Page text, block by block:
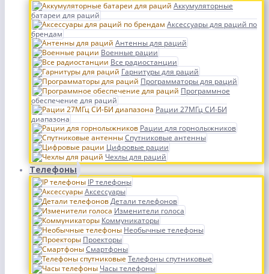
Аккумуляторные
батареи для раций
Аксессуары для раций по
брендам
Антенны для раций
Военные рации
Все радиостанции
Гарнитуры для раций
Программаторы для раций
Программное
обеспечение для раций
Рации 27МГц СИ-БИ
диапазона
Рации для горнолыжников
Спутниковые антенны
Цифровые рации
Чехлы для раций
Телефоны
IP телефоны
Аксессуары
Детали телефонов
Изменители голоса
Коммуникаторы
Необычные телефоны
Проекторы
Смартфоны
Телефоны спутниковые
Часы телефоны